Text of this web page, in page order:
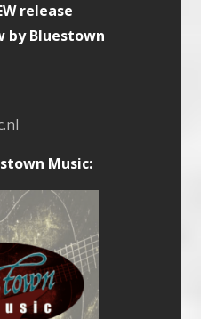
release
by Bluestown
Music: